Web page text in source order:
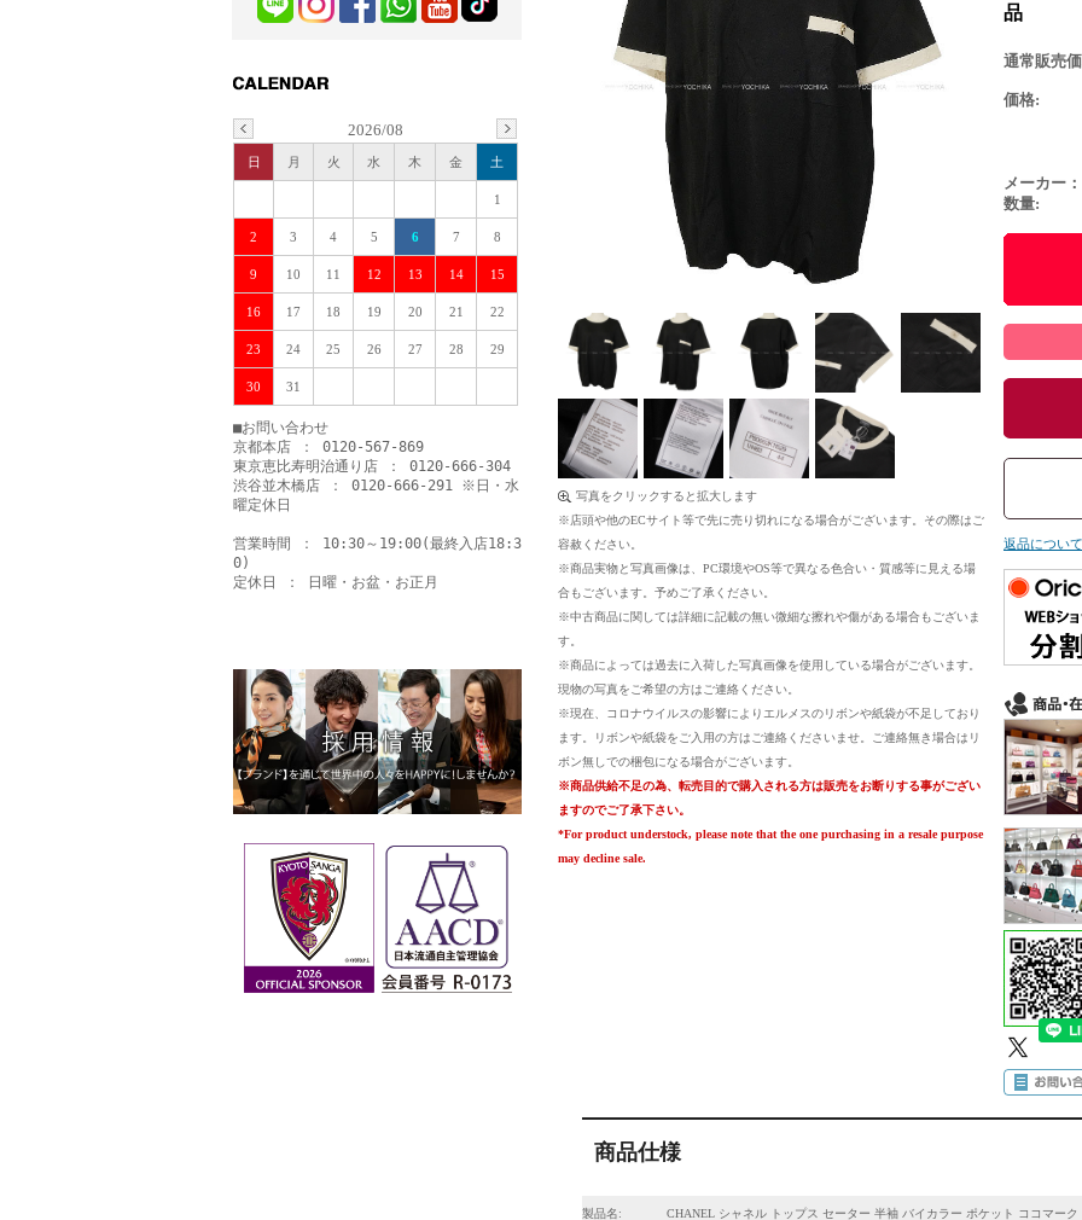
写真をクリックすると拡大します
※店頭や他のECサイト等で先に売り切れになる場合がございます。その際はご
容赦ください。
※商品実物と写真画像は、PC環境やOS等で異なる色合い・質感等に見える場
合もございます。予めご了承ください。
※中古商品に関しては詳細に記載の無い微細な擦れや傷がある場合もございま
す。
※商品によっては過去に入荷した写真画像を使用している場合がございます。
現物の写真をご希望の方はご連絡ください。
※現在、コロナウイルスの影響によりエルメスのリボンや紙袋が不足しており
ます。リボンや紙袋をご入用の方はご連絡くださいませ。ご連絡無き場合はリ
ボン無しでの梱包になる場合がございます。
※商品供給不足の為、転売目的で購入される方は販売をお断りする事がござい
ますのでご了承下さい。
*For product understock, please note that the one purchasing in a resale purpose
may decline sale.
品
通常販売
価格:
メーカー：
数量:
返品につい
商品仕様
製品名: CHANEL シャネル トップス セーター 半袖 バイカラー ポケット ココマーク
2026/08
日 月 火 水 木 金 土
1
2 3 4 5 6 7 8
9 10 11 12 13 14 15
16 17 18 19 20 21 22
23 24 25 26 27 28 29
30 31
■お問い合わせ
京都本店 ： 0120-567-869
東京恵比寿明治通り店 ： 0120-666-304
渋谷並木橋店 ： 0120-666-291 ※日・水
曜定休日
営業時間 ： 10:30～19:00(最終入店18:3
0)
定休日 ： 日曜・お盆・お正月